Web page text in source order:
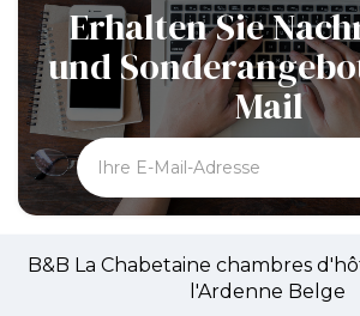
Erhalten Sie
und
Mail
B&B La Chabetaine chambres
l'Ardenne Belge